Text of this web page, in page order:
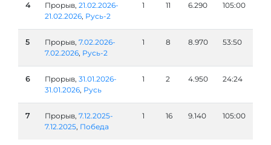
4 Прорыв, 21.02.2026-
21.02.2026, Русь-2
1 11 6.290 105:00
5 Прорыв, 7.02.2026-
7.02.2026, Русь-2
1 8 8.970 53:50
6 Прорыв, 31.01.2026-
31.01.2026, Русь
1 2 4.950 24:24
7 Прорыв, 7.12.2025-
7.12.2025, Победа
1 16 9.140 105:00